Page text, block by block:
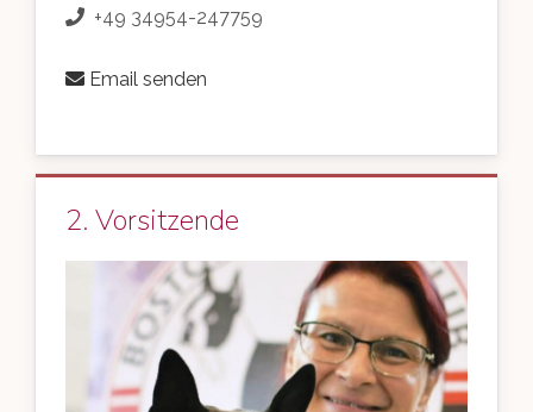
+49 34954-247759
Email senden
2. Vorsitzende